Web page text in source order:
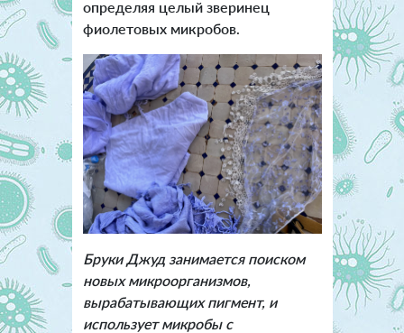
определяя целый зверинец
фиолетовых микробов.
Бруки Джуд занимается поиском
новых микроорганизмов,
вырабатывающих пигмент, и
использует микробы с